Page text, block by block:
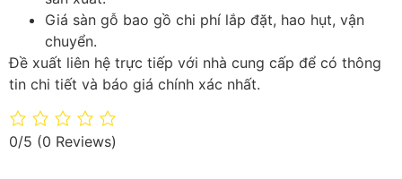
Giá sàn gỗ bao gồ chi phí lắp đặt, hao hụt, vận
chuyển.
Đề xuất liên hệ trực tiếp với nhà cung cấp để có thông
tin chi tiết và báo giá chính xác nhất.
0/5 (0 Reviews)